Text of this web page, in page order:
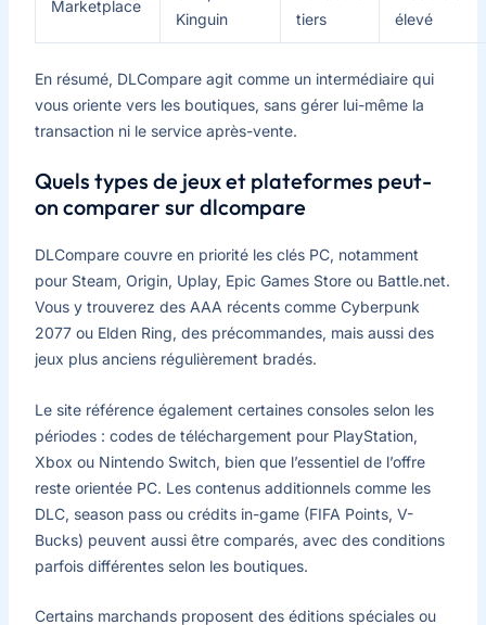
Marketplace
Kinguin
tiers
élevé
En résumé, DLCompare agit comme un intermédiaire qui
vous oriente vers les boutiques, sans gérer lui-même la
transaction ni le service après-vente.
Quels types de jeux et plateformes peut-
on comparer sur dlcompare
DLCompare couvre en priorité les clés PC, notamment
pour Steam, Origin, Uplay, Epic Games Store ou Battle.net.
Vous y trouverez des AAA récents comme Cyberpunk
2077 ou Elden Ring, des précommandes, mais aussi des
jeux plus anciens régulièrement bradés.
Le site référence également certaines consoles selon les
périodes : codes de téléchargement pour PlayStation,
Xbox ou Nintendo Switch, bien que l’essentiel de l’offre
reste orientée PC. Les contenus additionnels comme les
DLC, season pass ou crédits in-game (FIFA Points, V-
Bucks) peuvent aussi être comparés, avec des conditions
parfois différentes selon les boutiques.
Certains marchands proposent des éditions spéciales ou